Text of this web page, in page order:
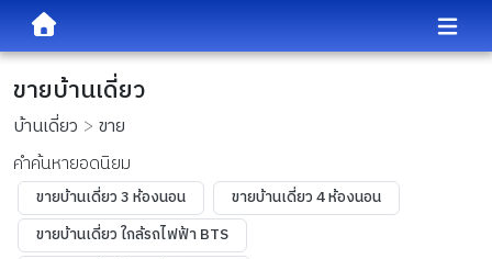
ขายบ้านเดี่ยว
บ้านเดี่ยว
ขาย
คำค้นหายอดนิยม
ขายบ้านเดี่ยว 3 ห้องนอน
ขายบ้านเดี่ยว 4 ห้องนอน
ขายบ้านเดี่ยว ใกล้รถไฟฟ้า BTS